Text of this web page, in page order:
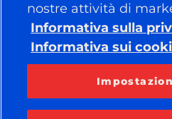
RESTA COLLEGATO
Facebook
Instagram
nostre attività di
Informativa sulla
Informativa sui